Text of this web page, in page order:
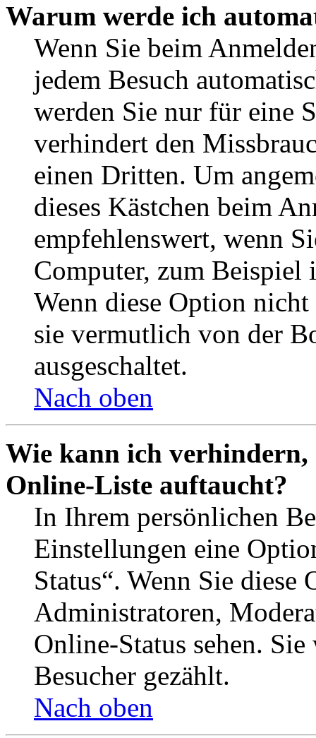
Warum werde ich
Wenn Sie beim
jedem Besuch
werden Sie nur für eine
verhindert den
einen Dritten. Um
dieses Kästchen beim
empfehlenswert, wenn
Computer, zum Beispiel
Wenn diese Option
sie vermutlich von der
ausgeschaltet.
Nach oben
Wie kann ich verhindern,
Online-Liste auftaucht?
In Ihrem persönlichen
Einstellungen eine
Status“. Wenn Sie
Administratoren,
Online-Status sehen.
Besucher gezählt.
Nach oben